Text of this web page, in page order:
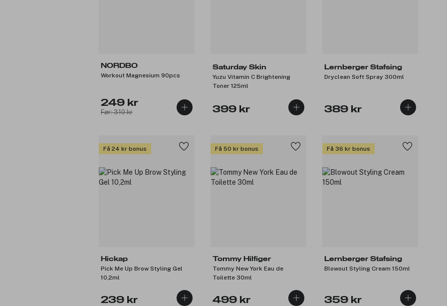
NORDBO
Workout Magnesium 90pcs
249 kr
Før: 310 kr
Saturday Skin
Yuzu Vitamin C Brightening
Toner 125ml
399 kr
Lernberger Stafsing
Dryclean Soft Spray 300ml
389 kr
Få 24 kr bonus
Hickap
Pick Me Up Brow Styling Gel
10,2ml
239 kr
Få 50 kr bonus
Tommy Hilfiger
Tommy New York Eau de
Toilette 30ml
499 kr
Få 36 kr bonus
Lernberger Stafsing
Blowout Styling Cream 150ml
359 kr